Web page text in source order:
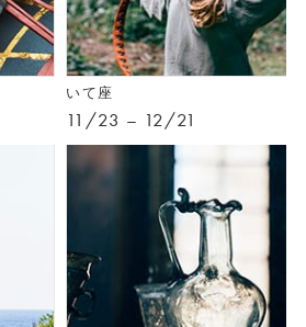
いて座
11/23 – 12/21